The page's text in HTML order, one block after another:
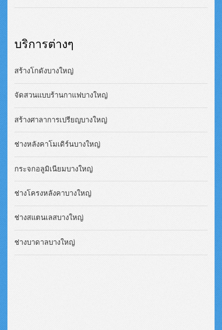
บริการต่างๆ
สร้างโกดังบางใหญ่
จัดสวนแบบร้านกาแฟบางใหญ่
สร้างศาลาการเปรียญบางใหญ่
ช่างหลังคาโมเดิร์นบางใหญ่
กระจกอลูมิเนียมบางใหญ่
ช่างโครงหลังคาบางใหญ่
ช่างสแตนเลสบางใหญ่
ช่างบาดาลบางใหญ่